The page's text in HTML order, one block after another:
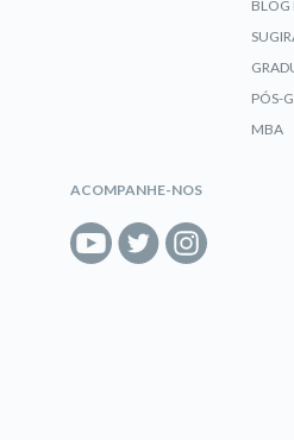
BLOG
PÓS-
MBA
ACOMPANHE-NOS